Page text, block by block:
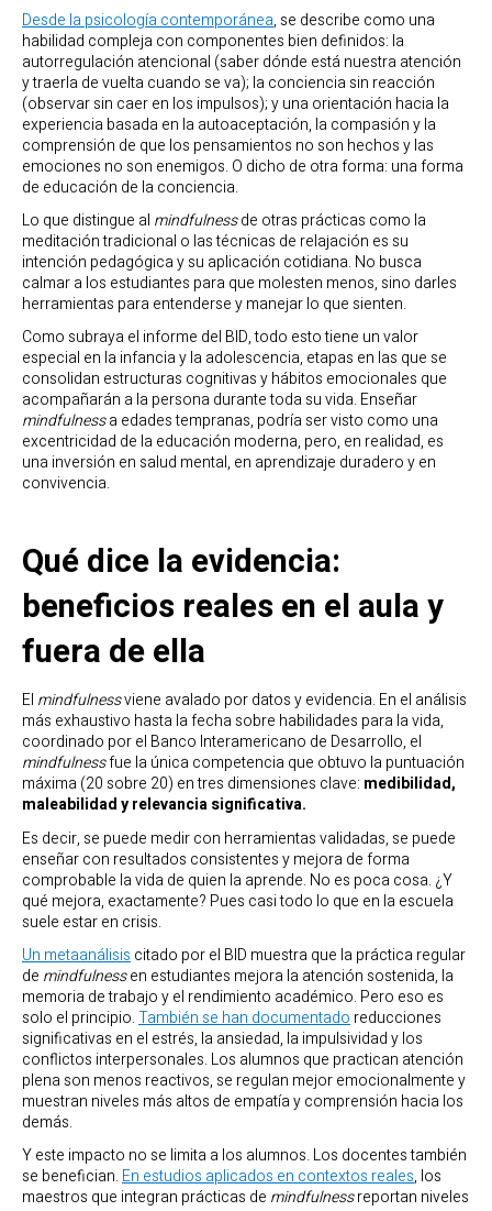
Desde la psicología contemporánea, se describe como una
habilidad compleja con componentes bien definidos: la
autorregulación atencional (saber dónde está nuestra atención
y traerla de vuelta cuando se va); la conciencia sin reacción
(observar sin caer en los impulsos); y una orientación hacia la
experiencia basada en la autoaceptación, la compasión y la
comprensión de que los pensamientos no son hechos y las
emociones no son enemigos. O dicho de otra forma: una forma
de educación de la conciencia.
Lo que distingue al mindfulnessde otras prácticas como la
meditación tradicional o las técnicas de relajación es su
intención pedagógica y su aplicación cotidiana. No busca
calmar a los estudiantes para que molesten menos, sino darles
herramientas para entenderse y manejar lo que sienten.
Como subraya el informe del BID, todo esto tiene un valor
especial en la infancia y la adolescencia, etapas en las que se
consolidan estructuras cognitivas y hábitos emocionales que
acompañarán a la persona durante toda su vida. Enseñar
mindfulnessa edades tempranas, podría ser visto como una
excentricidad de la educación moderna, pero, en realidad, es
una inversión en salud mental, en aprendizaje duradero y en
convivencia.
Qué dice la evidencia:
beneficios reales en el aula y
fuera de ella
El mindfulnessviene avalado por datos y evidencia. En el análisis
más exhaustivo hasta la fecha sobre habilidades para la vida,
coordinado por el Banco Interamericano de Desarrollo, el
mindfulnessfue la única competencia que obtuvo la puntuación
máxima (20 sobre 20) en tres dimensiones clave: medibilidad,
maleabilidad y relevancia significativa.
Es decir, se puede medir con herramientas validadas, se puede
enseñar con resultados consistentes y mejora de forma
comprobable la vida de quien la aprende. No es poca cosa. ¿Y
qué mejora, exactamente? Pues casi todo lo que en la escuela
suele estar en crisis.
Un metaanálisis citado por el BID muestra que la práctica regular
de mindfulnessen estudiantes mejora la atención sostenida, la
memoria de trabajo y el rendimiento académico. Pero eso es
solo el principio.También se han documentado reducciones
significativas en el estrés, la ansiedad, la impulsividad y los
conflictos interpersonales. Los alumnos que practican atención
plena son menos reactivos, se regulan mejor emocionalmente y
muestran niveles más altos de empatía y comprensión hacia los
demás.
Y este impacto no se limita a los alumnos. Los docentes también
se benefician.En estudios aplicados en contextos reales, los
maestros que integran prácticas de mindfulnessreportan niveles